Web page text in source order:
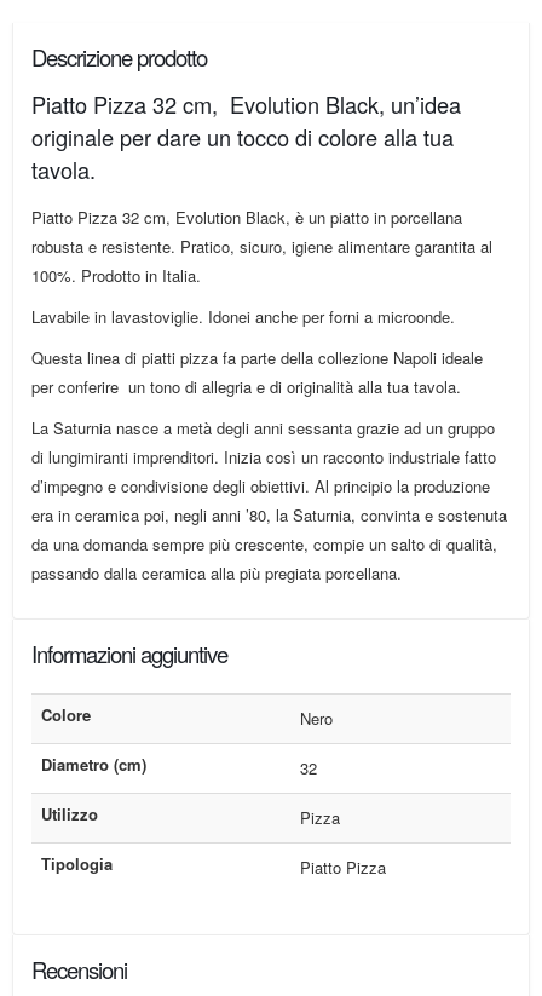
Descrizione prodotto
Piatto Pizza 32 cm, Evolution Black, un’idea
originale per dare un tocco di colore alla tua
tavola.
Piatto Pizza 32 cm, Evolution Black, è un piatto in porcellana
robusta e resistente. Pratico, sicuro, igiene alimentare garantita al
100%. Prodotto in Italia.
Lavabile in lavastoviglie. Idonei anche per forni a microonde.
Questa linea di piatti pizza fa parte della collezione Napoli ideale
per conferire un tono di allegria e di originalità alla tua tavola.
La Saturnia nasce a metà degli anni sessanta grazie ad un gruppo
di lungimiranti imprenditori. Inizia così un racconto industriale fatto
d’impegno e condivisione degli obiettivi. Al principio la produzione
era in ceramica poi, negli anni ’80, la Saturnia, convinta e sostenuta
da una domanda sempre più crescente, compie un salto di qualità,
passando dalla ceramica alla più pregiata porcellana.
Informazioni aggiuntive
Colore
Nero
Diametro (cm)
32
Utilizzo
Pizza
Tipologia
Piatto Pizza
Recensioni